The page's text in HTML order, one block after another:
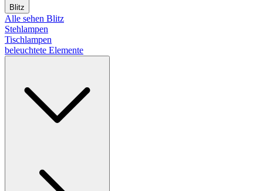
Blitz
Alle sehen Blitz
Stehlampen
Tischlampen
beleuchtete Elemente